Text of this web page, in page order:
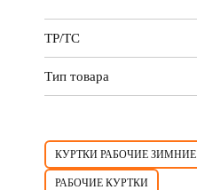
ТР/ТС
Тип товара
КУРТКИ РАБОЧИЕ ЗИМНИЕ
РАБОЧИЕ КУРТКИ